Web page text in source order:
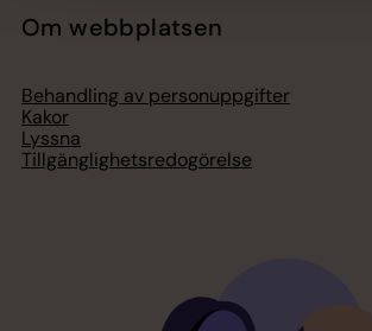
Om webbplatsen
Behandling av personuppgifter
Kakor
Lyssna
Tillgänglighetsredogörelse